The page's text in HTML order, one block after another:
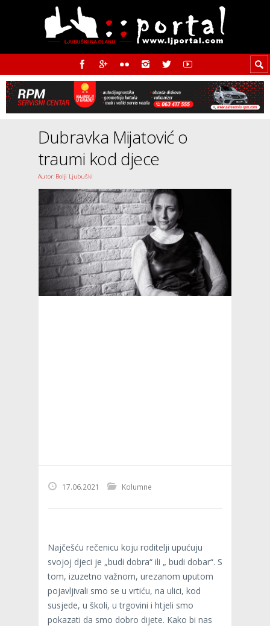
Dubravka Mijatović o
traumi kod djece
Autor: Bolji Ljubuški
17.06.2021 Kolumne
Najčešću rečenicu koju roditelji upućuju
svojoj djeci je „budi dobra“ ili „ budi dobar“. S
tom, izuzetno važnom, urezanom uputom
pojavljivali smo se u vrtiću, na ulici, kod
susjede, u školi, u trgovini i htjeli smo
pokazati da smo dobro dijete. Kako bi nas